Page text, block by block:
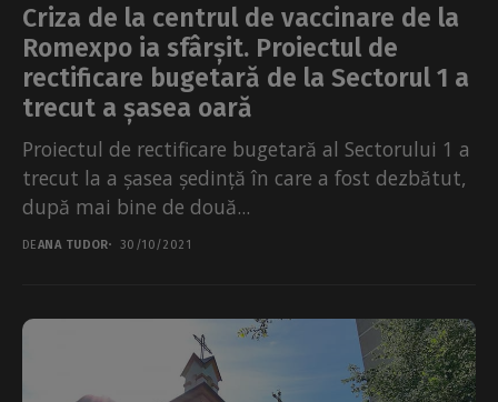
Criza de la centrul de vaccinare de la
Romexpo ia sfârșit. Proiectul de
rectificare bugetară de la Sectorul 1 a
trecut a șasea oară
Proiectul de rectificare bugetară al Sectorului 1 a
trecut la a șasea ședință în care a fost dezbătut,
după mai bine de două...
DEANA TUDOR 30/10/2021